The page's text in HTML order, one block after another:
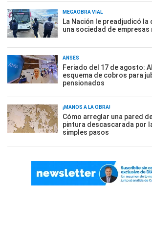
MEGAOBRA VIAL
La Nación le preadjudicó la
una sociedad de empresas
ANSES
Feriado del 17 de agosto:
esquema de cobros para
pensionados
¡MANOS A LA OBRA!
Cómo arreglar una pared
pintura descascarada por
simples pasos